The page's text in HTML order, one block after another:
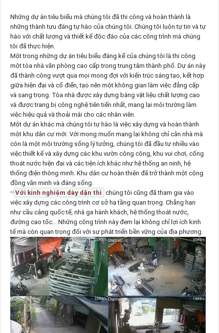
Những dự án tiêu biểu mà chúng tôi đã thi công và hoàn thành là
những thành tựu đáng tự hào của chúng tôi. Chúng tôi luôn tự tin và tự
hào với chất lượng và thiết kế độc đáo của các công trình mà chúng
tôi đã thực hiện.
Một trong những dự án tiêu biểu đáng kể của chúng tôi là thi công
một tòa nhà văn phòng cao cấp trong trung tâm thành phố. Dự án này
đã thành công vượt qua mọi mong đợi với kiến trúc sáng tạo, kết hợp
giữa hiện đại và cổ điển, tạo nên một không gian làm việc đẳng cấp
và sang trọng. Tòa nhà được xây dựng bằng vật liệu chất lượng cao
và được trang bị công nghệ tiên tiến nhất, mang lại môi trường làm
việc hiệu quả và thoải mái cho các nhân viên.
Một dự án khác mà chúng tôi tự hào là việc xây dựng và hoàn thành
một khu dân cư mới. Với mong muốn mang lại không chỉ căn nhà mà
còn là một môi trường sống lý tưởng, chúng tôi đã đầu tư nhiều vào
việc thiết kế và xây dựng các khu vườn công cộng, khu vui chơi, cống
thoát nước hiện đại và các tiện ích khác như hệ thống an ninh, hệ
thống điện thông minh. Khu dân cư hoàn thiện đã trở thành một cộng
đồng văn minh và đáng sống.
⌔Với kinh nghiệm dày dặn thì chúng tôi cũng đã tham gia vào
việc xây dựng các công trình cơ sở hạ tầng quan trọng. Chẳng hạn
như cầu cảng quốc tế, nhà ga hành khách, hệ thống thoát nước,
đường cao tốc... Những công trình này đem lại không chỉ lợi ích kinh
tế mà còn quan trọng đối với sự phát triển bền vững của địa phương.